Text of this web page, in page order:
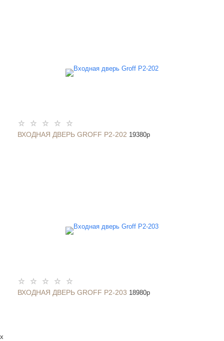
ВХОДНАЯ ДВЕРЬ GROFF P2-202 19380p
ВХОДНАЯ ДВЕРЬ GROFF P2-203 18980p
x